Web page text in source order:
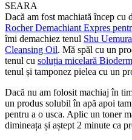
SEARA
Dacă am fost machiată încep cu
Rocher Demachiant Expres
îmi demachiez tenul Shu
Cleansing Oil. Mă spăl cu un
tenul cu soluția micelară
tenul și tamponez pielea cu un
Dacă nu am folosit machiaj în
un produs solubil în apă apoi
pentru a o usca. Aplic un toner
dimineața și aștept 2 minute ca